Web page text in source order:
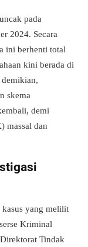
pada
2024. Secara
ini berhenti total
kini berada di
skema
demi
massal dan
yang melilit
Kriminal
Tindak